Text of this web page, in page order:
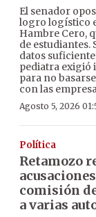
El senador
logro logístico
Hambre Cero,
de
datos
pediatra exigió
para no
con las
Agosto 5, 2026
Política
Retamozo
comisión
a varias